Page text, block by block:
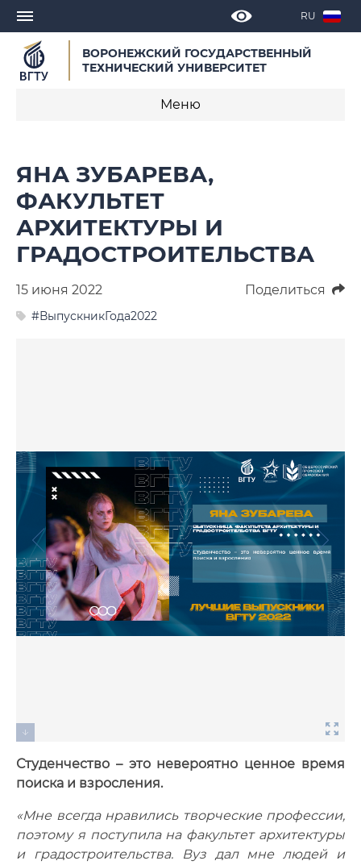
RU
ВОРОНЕЖСКИЙ ГОСУДАРСТВЕННЫЙ
ТЕХНИЧЕСКИЙ УНИВЕРСИТЕТ
Меню
Объявления
СМИ о нас
Выступления, доклады, интервью
Календарь мероприятий
Контакты для СМИ
ЯНА ЗУБАРЕВА,
ФАКУЛЬТЕТ
АРХИТЕКТУРЫ И
ГРАДОСТРОИТЕЛЬСТВА
15 июня 2022 Поделиться
#ВыпускникГода2022
Студенчество – это невероятно ценное время
поиска и взросления.
«Мне всегда нравились творческие профессии,
поэтому я поступила на факультет архитектуры
и градостроительства. Вуз дал мне людей и